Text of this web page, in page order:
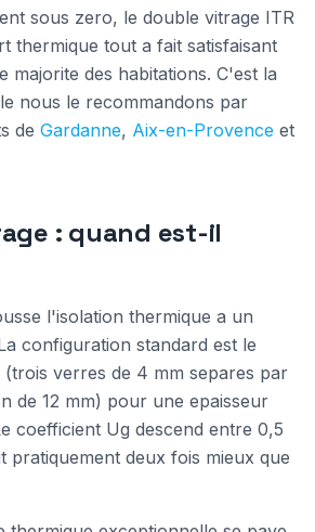
sous zero, le double vitrage ITR
thermique tout a fait satisfaisant
majorite des habitations. C'est la
nous le recommandons par
de Gardanne, Aix-en-Provence et
: quand est-il
l'isolation thermique a un
configuration standard est le
verres de 4 mm separes par
de 12 mm) pour une epaisseur
coefficient Ug descend entre 0,5
pratiquement deux fois mieux que